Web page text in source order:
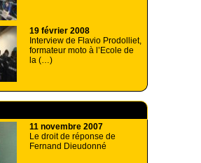
19 février 2008
Interview de Flavio Prodolliet,
formateur moto à l’Ecole de
la (…)
11 novembre 2007
Le droit de réponse de
Fernand Dieudonné